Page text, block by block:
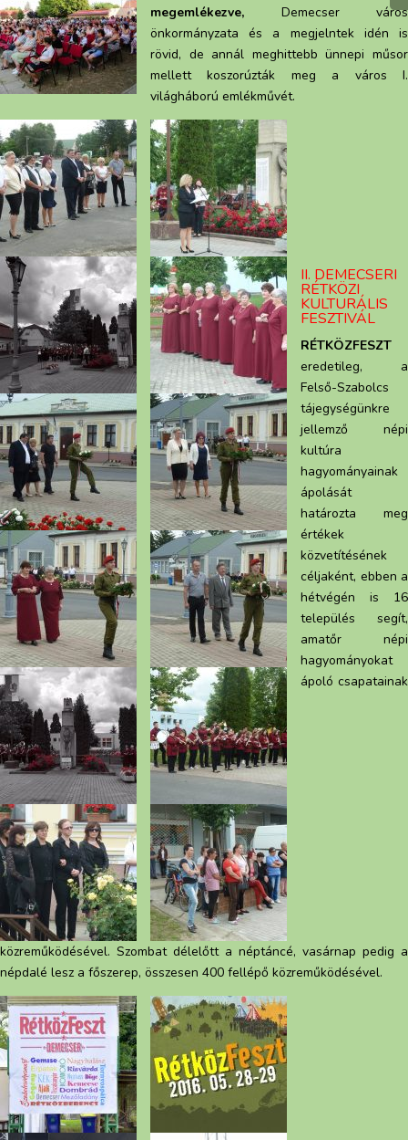
megemlékezve, Demecser város
önkormányzata és a megjelntek idén is
rövid, de annál meghittebb ünnepi műsor
mellett koszorúzták meg a város I.
világháború emlékművét.
II. DEMECSERI
RÉTKÖZI
KULTURÁLIS
FESZTIVÁL
RÉTKÖZFESZT
eredetileg, a
Felső-Szabolcs
tájegységünkre
jellemző népi
kultúra
hagyományainak
ápolását
határozta meg
értékek
közvetítésének
céljaként, ebben a
hétvégén is 16
település segít,
amatőr népi
hagyományokat
ápoló csapatainak
közreműködésével. Szombat délelőtt a néptáncé, vasárnap pedig a
népdalé lesz a főszerep, összesen 400 fellépő közreműködésével.